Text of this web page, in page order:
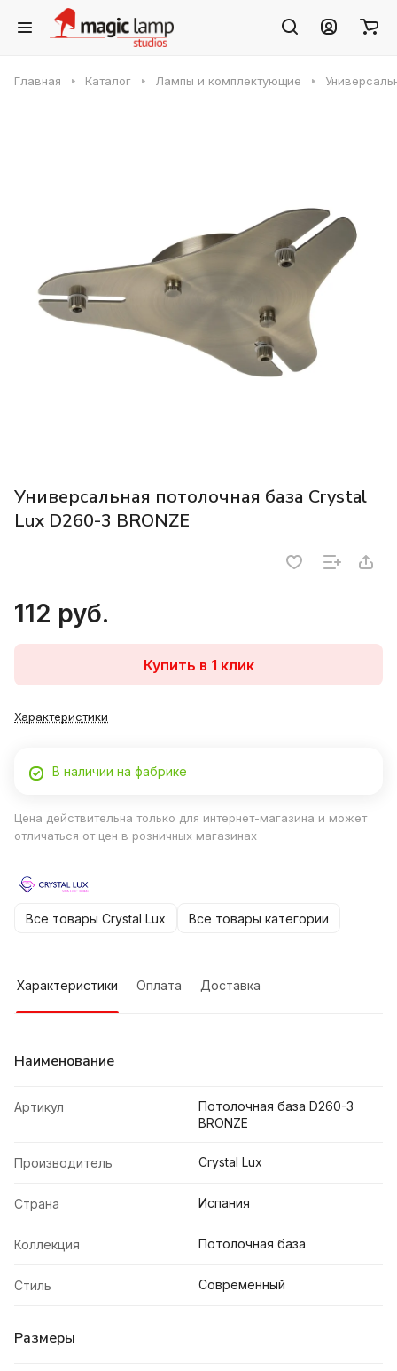
Главная Каталог Лампы и комплектующие
Универсальная потолочная база Crystal
Lux D260-3 BRONZE
112 руб.
Купить в 1 клик
Характеристики
В наличии на фабрике
Цена действительна только для интернет-магазина и может
отличаться от цен в розничных магазинах
Все товары Crystal Lux Все товары категории
Характеристики Оплата Доставка
Наименование
Артикул
Потолочная база D260-3
BRONZE
Производитель Crystal Lux
Страна Испания
Коллекция Потолочная база
Стиль Современный
Размеры